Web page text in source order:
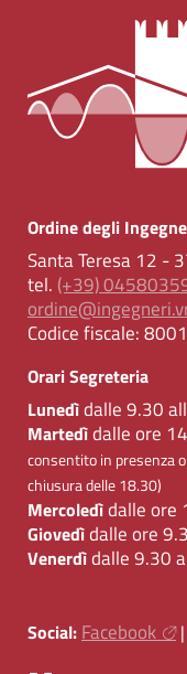
Ordine degli
Santa Teresa 12 -
tel. (+39)
Codice fiscale:
Orari Segreteria
Lunedìdalle 9.30
Martedìdalle ore
consentito in presenza
chiusura delle 18.30)
Mercoledìdalle ore
Giovedìdalle ore
Venerdìdalle 9.30
Social: Facebook |